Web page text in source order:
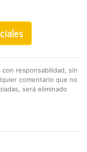
responsabilidad, sin
comentario que no
será eliminado